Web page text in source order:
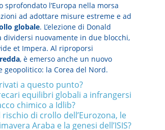
sprofondato l’Europa nella morsa
ad adottare misure estreme e ad
globale. L’elezione di Donald
nuovamente in due blocchi,
et Impera. Al riproporsi
, è emerso anche un nuovo
geopolitico: la Corea del Nord.
a questo punto?
equilibri globali a infrangersi
chimico a Idlib?
di crollo dell’Eurozona, le
Araba e la genesi dell’ISIS?